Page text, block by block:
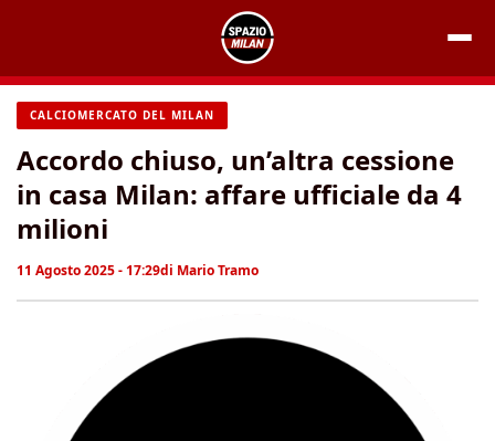
contenuto
CALCIOMERCATO DEL MILAN
Accordo chiuso, un’altra cessione
in casa Milan: affare ufficiale da 4
milioni
11 Agosto 2025 - 17:29di Mario Tramo